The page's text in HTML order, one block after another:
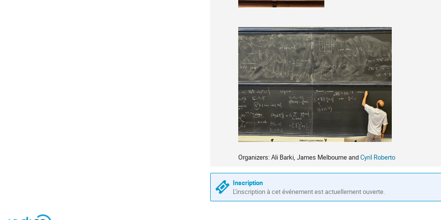
Organizers: Ali Barki, James Melbourne andCyril Roberto
Inscription
L'inscription à cet événement est actuellement ouverte.